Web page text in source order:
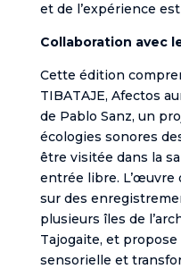
et de l’expérience
Collaboration avec
Cette édition
TIBATAJE, Afectos
de Pablo Sanz, un
écologies sonores
être visitée dans la
entrée libre. L’œuvre
sur des
plusieurs îles de
Tajogaite, et
sensorielle et